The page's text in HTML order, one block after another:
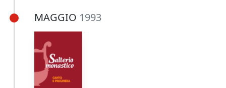
MAGGIO 1993